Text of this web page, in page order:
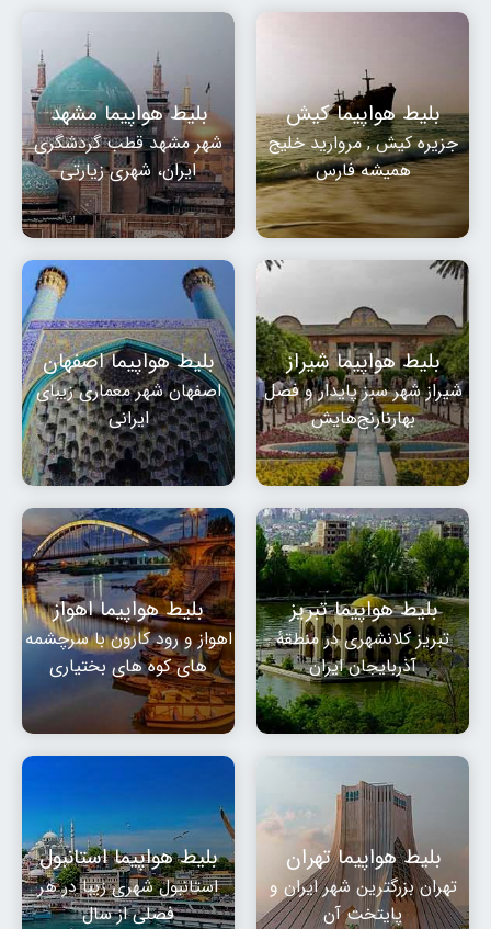
بلیط هواپیما کیش
جزیره کیش , مروارید خلیج
همیشه فارس
بلیط هواپیما مشهد
شهر مشهد قطب گردشگری
ایران، شهری زیارتی
بلیط هواپیما شیراز
شیراز شهر سبز پایدار و فصل
بهارنارنج‌هایش
بلیط هواپیما اصفهان
اصفهان شهر معماری زیبای
ایرانی
بلیط هواپیما تبریز
تبریز کلانشهری در منطقهٔ
آذربایجان ایران
بلیط هواپیما اهواز
اهواز و رود کارون با سرچشمه
های کوه های بختیاری
بلیط هواپیما تهران
تهران بزرگترین شهر ایران و
پایتخت آن
بلیط هواپیما استانبول
استانبول شهری زیبا در هر
فصلی از سال